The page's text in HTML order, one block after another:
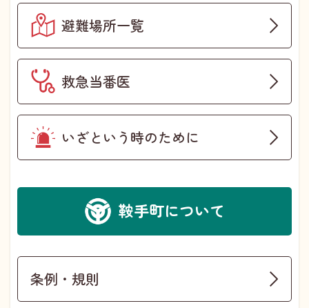
避難場所一覧
救急当番医
いざという時のために
鞍手町について
条例・規則